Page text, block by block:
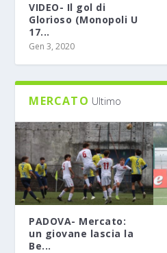
VIDEO- Il gol di
Glorioso (Monopoli U
17...
Gen 3, 2020
MERCATO Ultimo
PADOVA- Mercato:
un giovane lascia la
Be...